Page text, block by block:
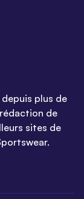
plus de
de
sites de